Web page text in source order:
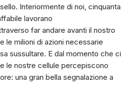
Interiormente di noi, cinquanta
lavorano
far andare avanti il nostro
le milioni di azioni necessarie
sussultare. E dal momento che ci
le nostre cellule percepiscono
una gran bella segnalazione a